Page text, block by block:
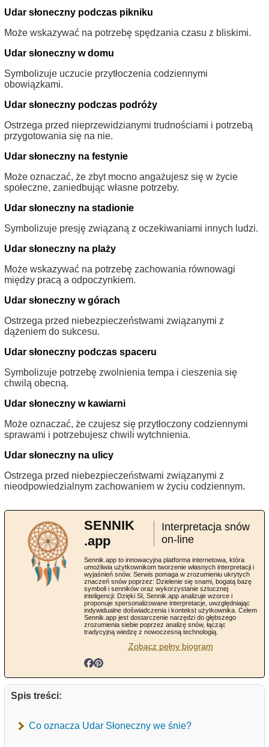
Udar słoneczny podczas pikniku
Może wskazywać na potrzebę spędzania czasu z bliskimi.
Udar słoneczny w domu
Symbolizuje uczucie przytłoczenia codziennymi
obowiązkami.
Udar słoneczny podczas podróży
Ostrzega przed nieprzewidzianymi trudnościami i potrzebą
przygotowania się na nie.
Udar słoneczny na festynie
Może oznaczać, że zbyt mocno angażujesz się w życie
społeczne, zaniedbując własne potrzeby.
Udar słoneczny na stadionie
Symbolizuje presję związaną z oczekiwaniami innych ludzi.
Udar słoneczny na plaży
Może wskazywać na potrzebę zachowania równowagi
między pracą a odpoczynkiem.
Udar słoneczny w górach
Ostrzega przed niebezpieczeństwami związanymi z
dążeniem do sukcesu.
Udar słoneczny podczas spaceru
Symbolizuje potrzebę zwolnienia tempa i cieszenia się
chwilą obecną.
Udar słoneczny w kawiarni
Może oznaczać, że czujesz się przytłoczony codziennymi
sprawami i potrzebujesz chwili wytchnienia.
Udar słoneczny na ulicy
Ostrzega przed niebezpieczeństwami związanymi z
nieodpowiedzialnym zachowaniem w życiu codziennym.
SENNIK
.app
Interpretacja snów
on-line
Sennik.app to innowacyjna platforma internetowa, która
umożliwia użytkownikom tworzenie własnych interpretacji i
wyjaśnień snów. Serwis pomaga w zrozumieniu ukrytych
znaczeń snów poprzez: Dzielenie się snami, bogatą bazę
symboli i senników oraz wykorzystanie sztucznej
inteligencji: Dzięki SI, Sennik.app analizuje wzorce i
proponuje spersonalizowane interpretacje, uwzględniając
indywidualne doświadczenia i kontekst użytkownika. Celem
Sennik.app jest dostarczenie narzędzi do głębszego
zrozumienia siebie poprzez analizę snów, łącząc
tradycyjną wiedzę z nowoczesną technologią.
Zobacz pełny biogram
Spis treści:
Co oznacza Udar Słoneczny we śnie?